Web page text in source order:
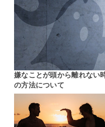
嫌なことが頭から離れない
の方法について